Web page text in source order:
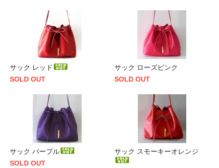
サック レッド
SOLD OUT
サック ローズピンク
SOLD OUT
サック パープル
SOLD OUT
サック スモーキーオレンジ